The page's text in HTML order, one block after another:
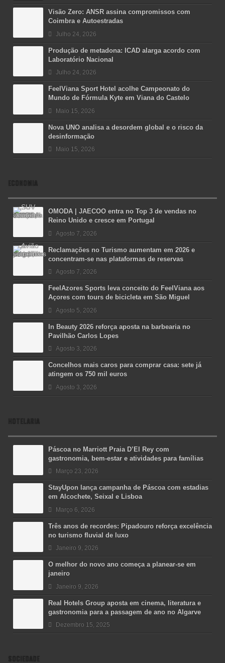
Visão Zero: ANSR assina compromissos com
Coimbra e Autoestradas
Julho 24, 2026
Produção de metadona: ICAD alarga acordo com
Laboratório Nacional
Julho 24, 2026
FeelViana Sport Hotel acolhe Campeonato do
Mundo de Fórmula Kyte em Viana do Castelo
Maio 15, 2026
Nova UNO analisa a desordem global e o risco da
desinformação
Maio 15, 2026
ECONOMIA
OMODA | JAECOO entra no Top 3 de vendas no
Reino Unido e cresce em Portugal
Agosto 7, 2026
Reclamações no Turismo aumentam em 2026 e
concentram-se nas plataformas de reservas
Agosto 7, 2026
FeelAzores Sports leva conceito do FeelViana aos
Açores com tours de bicicleta em São Miguel
Agosto 5, 2026
In Beauty 2026 reforça aposta na barbearia no
Pavilhão Carlos Lopes
Agosto 3, 2026
Concelhos mais caros para comprar casa: sete já
atingem os 750 mil euros
Agosto 3, 2026
HOTELARIA
Páscoa no Marriott Praia D’El Rey com
gastronomia, bem-estar e atividades para famílias
Março 23, 2026
StayUpon lança campanha de Páscoa com estadias
em Alcochete, Seixal e Lisboa
Março 6, 2026
Três anos de recordes: Pipadouro reforça excelência
no turismo fluvial de luxo
Janeiro 9, 2026
O melhor do novo ano começa a planear-se em
janeiro
Janeiro 9, 2026
Real Hotels Group aposta em cinema, literatura e
gastronomia para a passagem de ano no Algarve
Dezembro 15, 2025
SOCIEDADE